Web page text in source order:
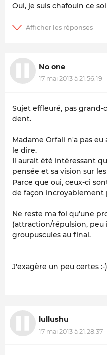
Oui, je suis chafouin ce
No one
17 mai 2013 à 21:56:19
Sujet effleuré, pas grand-
dent.
Madame Orfali n'a pas eu
le dire.
Il aurait été intéressant
pensée et sa vision sur
Parce que oui, ceux-ci
de façon incroyablement
Ne reste ma foi qu'une
(attraction/répulsion,
groupuscules au final.
J'exagère un peu certes :-)
lullushu
17 mai 2013 à 21:28:37